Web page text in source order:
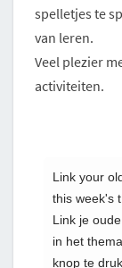
spelletjes te
van leren.
Veel plezier
activiteiten.